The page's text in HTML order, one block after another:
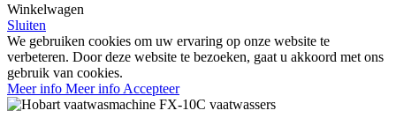
Winkelwagen
Sluiten
We gebruiken cookies om uw ervaring op onze website te
verbeteren. Door deze website te bezoeken, gaat u akkoord met ons
gebruik van cookies.
Meer info Meer info Accepteer